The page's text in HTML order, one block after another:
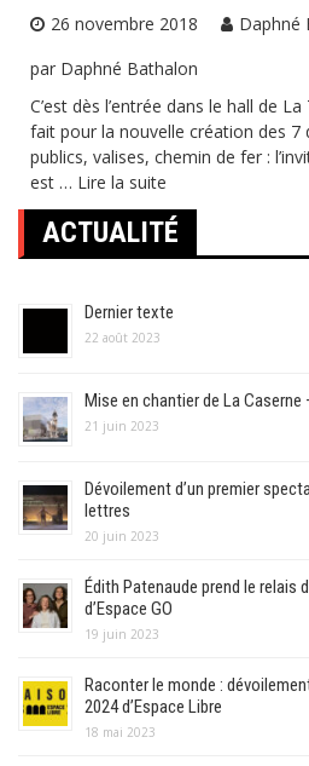
26 novembre 2018
Daphné
par Daphné Bathalon
C’est dès l’entrée dans le hall de
fait pour la nouvelle création des 7
publics, valises, chemin de fer :
est … Lire la suite
ACTUALITÉ
Dernier texte
22 août 2023
Mise en chantier de La
21 juin 2023
Dévoilement d’un premier
lettres
20 juin 2023
Édith Patenaude prend le relais
d’Espace GO
19 juin 2023
Raconter le monde :
2024 d’Espace Libre
18 mai 2023